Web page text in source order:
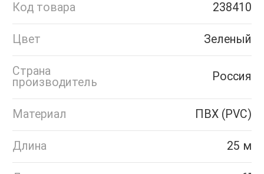
Код товара 238410
Цвет Зеленый
Страна
производитель
Россия
Материал ПВХ (PVC)
Длина 25 м